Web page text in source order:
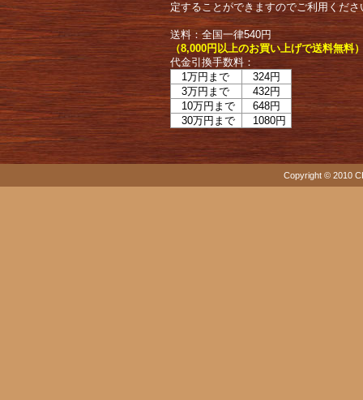
定することができますのでご利用くださ
送料：全国一律540円
（8,000円以上のお買い上げで送料無料
代金引換手数料：
1万円まで
324円
3万円まで
432円
10万円まで
648円
30万円まで
1080円
Copyright © 2010